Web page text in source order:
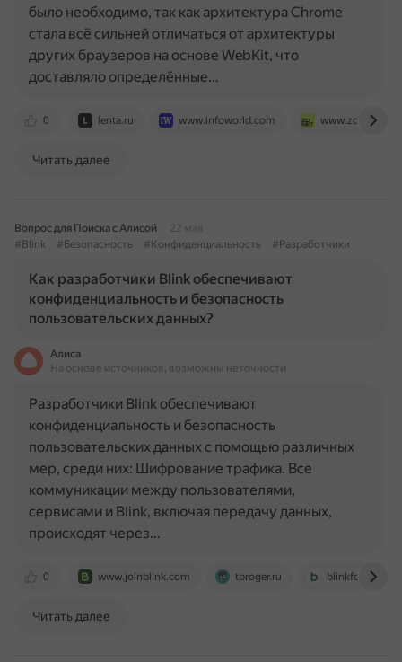
0 lenta.ru www.infoworld.com www.zdnet.com
было необходимо, так как архитектура Chrome
стала всё сильней отличаться от архитектуры
других браузеров на основе WebKit, что
доставляло определённые…
Читать далее
Вопрос для Поиска с Алисой
22 мая
#Blink
#Безопасность #Конфиденциальность #Разработчики
Как разработчики Blink обеспечивают
конфиденциальность и безопасность
пользовательских данных?
Алиса
На основе источников, возможны неточности
0 www.joinblink.com tproger.ru
Разработчики Blink обеспечивают
конфиденциальность и безопасность
пользовательских данных с помощью различных
мер, среди них: Шифрование трафика. Все
коммуникации между пользователями,
сервисами и Blink, включая передачу данных,
происходят через…
Читать далее